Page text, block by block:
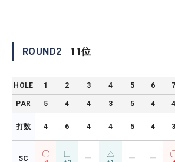
ROUND2 11位
HOLE 1 2 3 4 5 6 7
PAR 5 4 4 3 5 4 4
打数 4 6 4 4 5 4 3
SC ー ー ー